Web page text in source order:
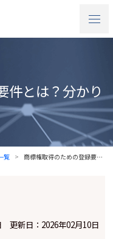
件とは？分かり
覧 商標権取得のための登録要件とは？分かりや…
更新日：2026年02月10日